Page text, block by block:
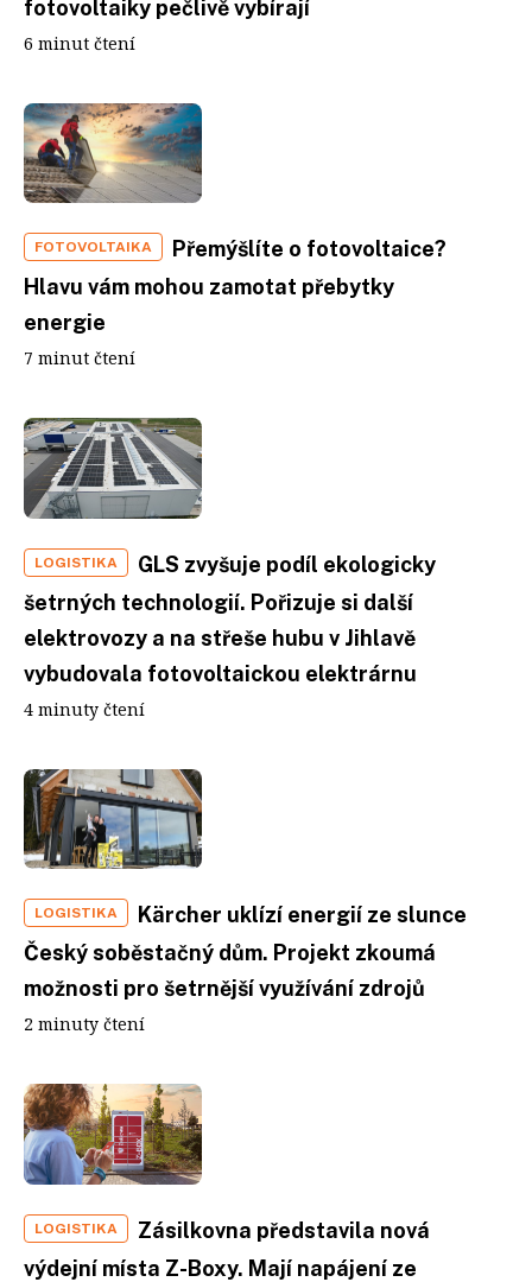
fotovoltaiky pečlivě vybírají
6 minut čtení
FOTOVOLTAIKA
Přemýšlíte o fotovoltaice?
Hlavu vám mohou zamotat přebytky
energie
7 minut čtení
LOGISTIKA
GLS zvyšuje podíl ekologicky
šetrných technologií. Pořizuje si další
elektrovozy a na střeše hubu v Jihlavě
vybudovala fotovoltaickou elektrárnu
4 minuty čtení
LOGISTIKA
Kärcher uklízí energií ze slunce
Český soběstačný dům. Projekt zkoumá
možnosti pro šetrnější využívání zdrojů
2 minuty čtení
LOGISTIKA
Zásilkovna představila nová
výdejní místa Z-Boxy. Mají napájení ze